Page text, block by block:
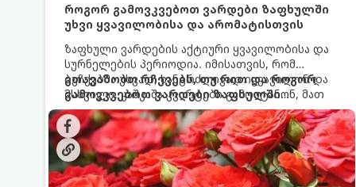
როგორ გამოვკვებოთ ვარდები ზაფხულში
უხვი ყვავილობისა და არომატისთვის
ზაფხული ვარდების აქტიური ყვავილობისა და
სურნელების პერიოდია. იმისათვის, რომ
ბუჩქებმა უხვად, ხანგრძლივად იყვავილონ და
მსხვილი, კაშკაშა კვირტები გამოიტანონ, მათ
რეგულარული და სწორი გამოკვება
სჭირდებათ. ზაფხულის პერიოდში მცენარის
მოთხოვნილებები იცვლება, ამიტომ
მნიშვნელოვანია ვიცოდეთ, რომელი სასუქები
გამოიყენება ამ დროს.
გთავაზობთ რჩევებს, თუ რით და როგორ
გამოვკვებოთ ვარდები ზაფხულში
საუკეთესო შედეგის მისაღწევად: